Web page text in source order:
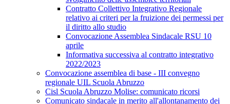
Contratto Collettivo Integrativo Regionale
relativo ai criteri per la fruizione dei permessi per
il diritto allo studio
Convocazione Assemblea Sindacale RSU 10
aprile
Informativa successiva al contratto integrativo
2022/2023
Convocazione assemblea di base - III convegno
regionale UIL Scuola Abruzzo
Cisl Scuola Abruzzo Molise: comunicato ricorsi
Comunicato sindacale in merito all'allontanamento dei